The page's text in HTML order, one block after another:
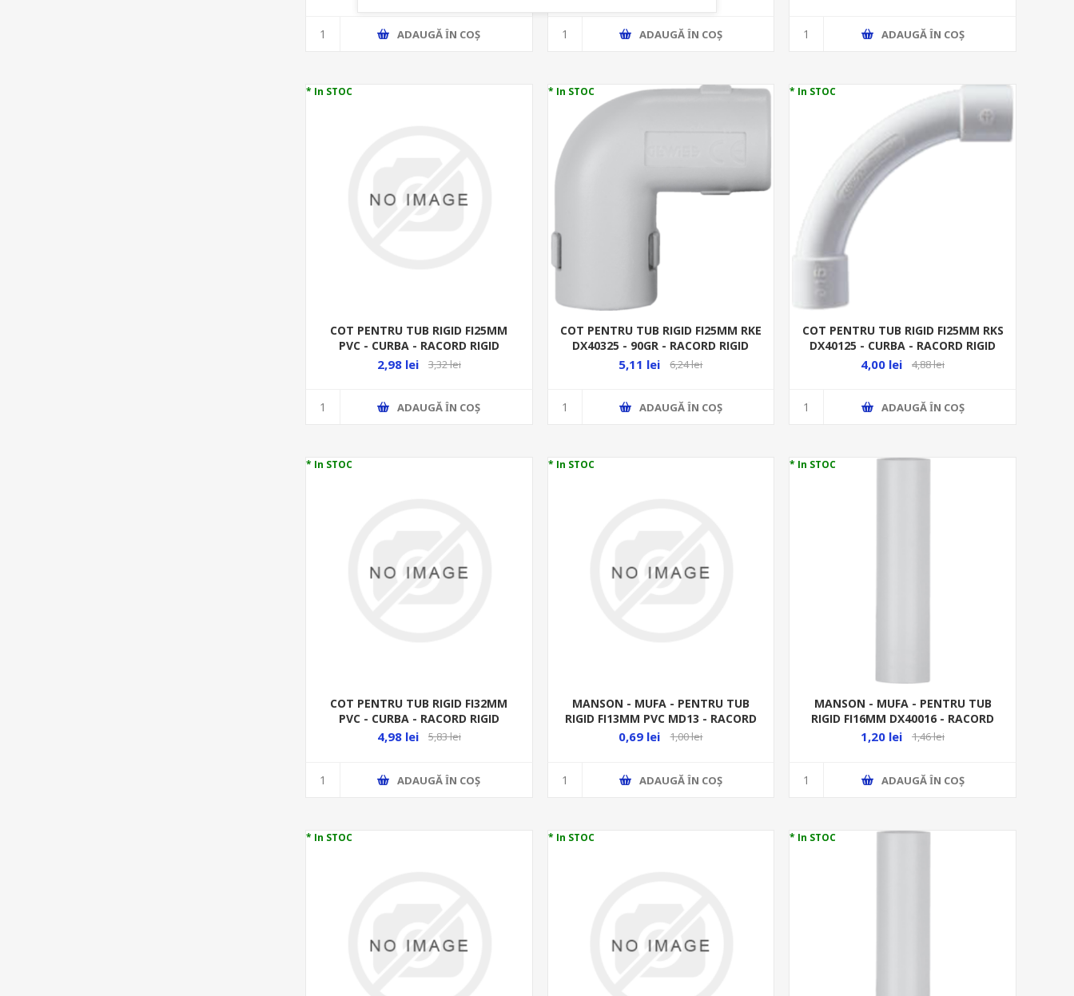
ADAUGĂ ȊN COŞ ADAUGĂ ȊN COŞ ADAUGĂ ȊN COŞ
* In STOC
COT PENTRU TUB RIGID FI25MM
PVC - CURBA - RACORD RIGID
2,98 lei 3,32 lei
ADAUGĂ ȊN COŞ
* In STOC
COT PENTRU TUB RIGID FI25MM RKE
DX40325 - 90GR - RACORD RIGID
5,11 lei 6,24 lei
ADAUGĂ ȊN COŞ
* In STOC
COT PENTRU TUB RIGID FI25MM RKS
DX40125 - CURBA - RACORD RIGID
4,00 lei 4,88 lei
ADAUGĂ ȊN COŞ
* In STOC
COT PENTRU TUB RIGID FI32MM
PVC - CURBA - RACORD RIGID
4,98 lei 5,83 lei
ADAUGĂ ȊN COŞ
* In STOC
MANSON - MUFA - PENTRU TUB
RIGID FI13MM PVC MD13 - RACORD
RIGID
0,69 lei 1,00 lei
ADAUGĂ ȊN COŞ
* In STOC
MANSON - MUFA - PENTRU TUB
RIGID FI16MM DX40016 - RACORD
RIGID
1,20 lei 1,46 lei
ADAUGĂ ȊN COŞ
* In STOC * In STOC * In STOC